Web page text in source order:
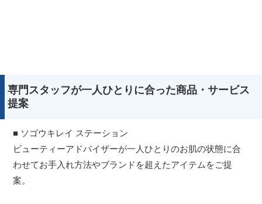
専門スタッフが一人ひとりに合った商品・サービス
提案
■ ソゴウキレイ ステーション
ビューティーアドバイザーが一人ひとりのお肌の状態に合
わせてお手入れ方法やブランドを超えたアイテムをご提
案。